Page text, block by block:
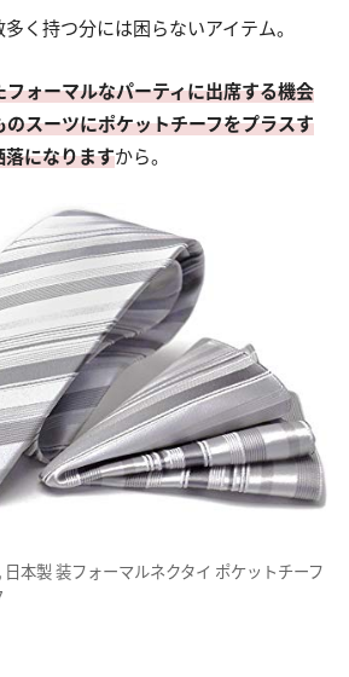
く持つ分には困らないアイテム。
ォーマルなパーティに出席する機会
スーツにポケットチーフをプラスす
落になりますから。
本製 装フォーマルネクタイ ポケットチーフ